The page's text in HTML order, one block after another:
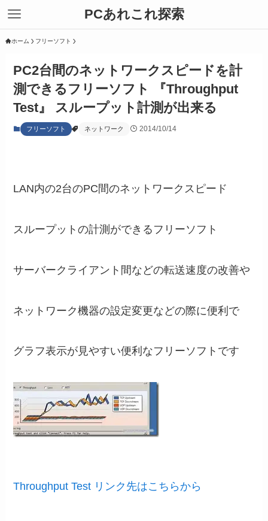
PCあれこれ探索
ホーム フリーソフト
PC2台間のネットワークスピードを計
測できるフリーソフト 『Throughput
Test』 スループット計測が出来る
フリーソフト ネットワーク 2014/10/14
LAN内の2台のPC間のネットワークスピード
スループットの計測ができるフリーソフト
サーバークライアント間などの転送速度の改善や
ネットワーク機器の設定変更などの際に便利で
グラフ表示が見やすい便利なフリーソフトです
Throughput Test リンク先はこちらから